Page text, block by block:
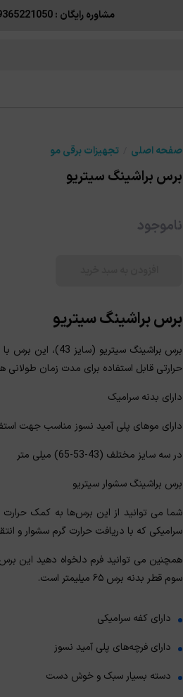
مشاوره رایگان : 09365221050
صفحه اصلی تجهیزات برقی مو
برس براشینگ سیتریو
ناموجود
برس براشینگ سیتریو
برس براشینگ
حرارتی قابل استفاده برای مدت زمان طولانی
دارای بدنه سرامیک
دارای موهای پلی آمید نسوز مناسب جهت
در سه سایز مختلف (43-53-65) میلی متر
برس براشینگ سشوار سیتریو
شما می توانید از این برس‌ها به کمک
سرامیکی که با دریافت حرارت گرم سشوار و
سوم قطر بدنه برس ۶۵ میلیمتر است.
دارای کفه سرامیکی
دارای فرچه‌های پلی آمید نسوز
دسته بسیار سبک و خوش دست